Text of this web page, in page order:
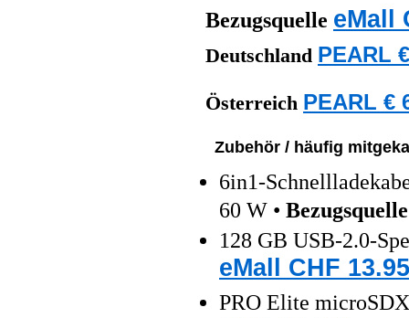
Bezugsquelle eMall
Deutschland PEARL
Österreich PEARL €
Zubehör / häufig
6in1-
60 W • Bezugsquelle
128 GB USB-2.0-
eMall CHF
PRO Elite